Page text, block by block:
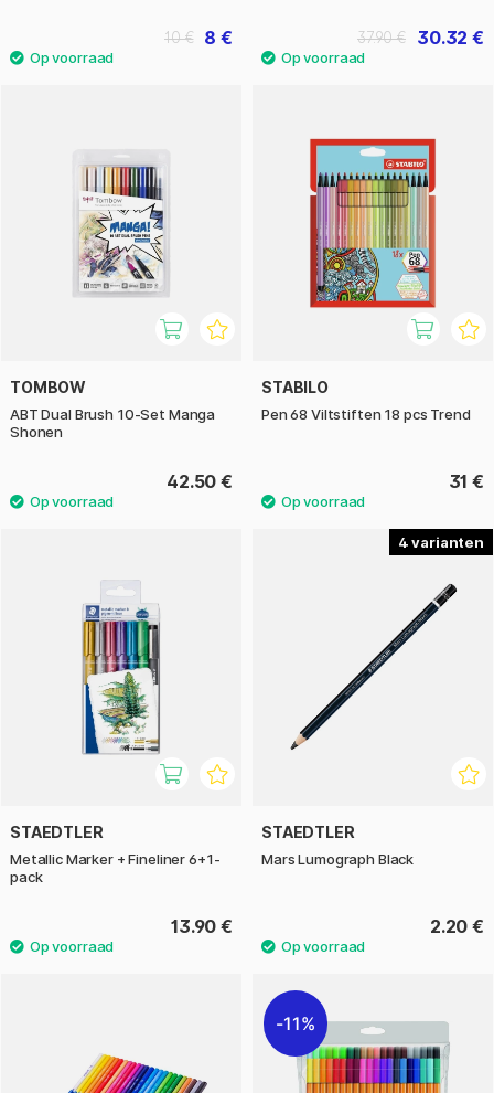
8 €
10 € 30.32 €
37.90 €
TOMBOW
ABT Dual Brush 10-Set Manga
Shonen
42.50 €
STABILO
Pen 68 Viltstiften 18 pcs Trend
31 €
STAEDTLER
Metallic Marker + Fineliner 6+1-
pack
13.90 €
4
STAEDTLER
Mars Lumograph Black
2.20 €
11%